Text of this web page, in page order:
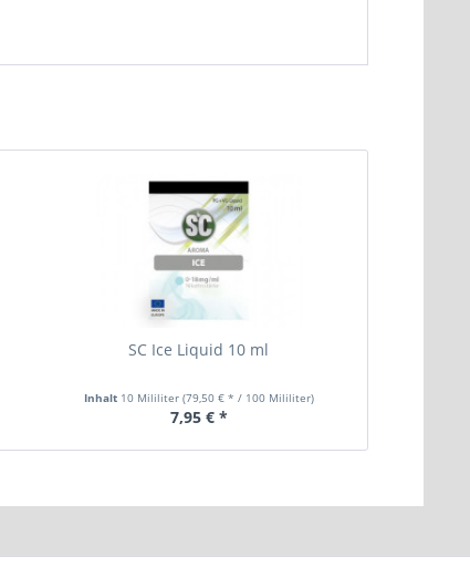
SC Ice Liquid 10 ml
Inhalt 10 Mililiter (79,50 € * / 100 Mililiter)
7,95 € *